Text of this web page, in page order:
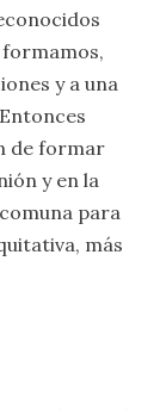
y a una
de formar
y en la
para
más